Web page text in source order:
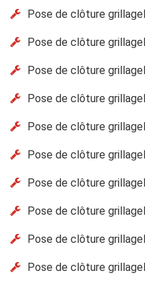
Pose de clôture
Pose de clôture
Pose de clôture
Pose de clôture
Pose de clôture
Pose de clôture
Pose de clôture
Pose de clôture
Pose de clôture
Pose de clôture